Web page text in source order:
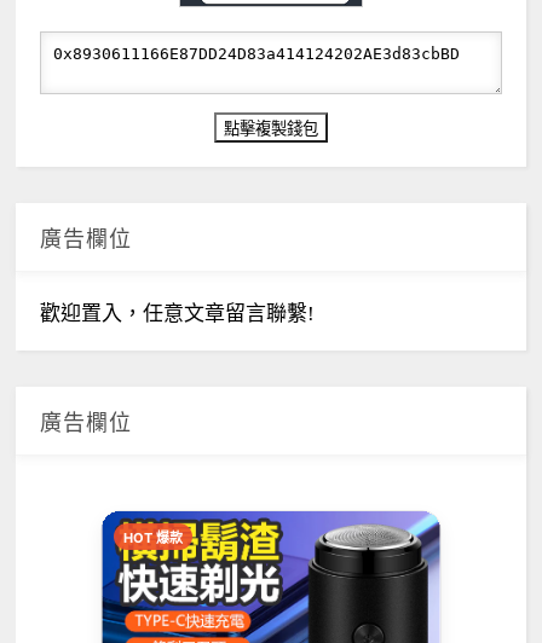
廣告欄位
歡迎置入，任意文章留言聯繫!
廣告欄位
HOT 爆款